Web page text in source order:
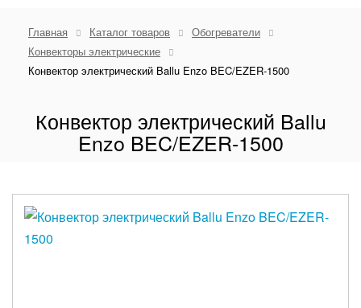
Главная Каталог товаров
Обогреватели
Конвекторы электрические
Конвектор электрический Ballu Enzo BEC/EZER-1500
Конвектор электрический Ballu
Enzo BEC/EZER-1500